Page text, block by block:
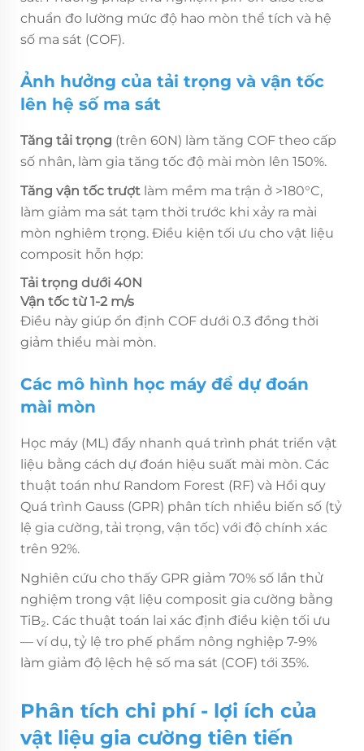
chuẩn đo lường mức độ hao mòn thể tích và hệ
số ma sát (COF).
Ảnh hưởng của tải trọng và vận tốc
lên hệ số ma sát
Tăng tải trọng (trên 60N) làm tăng COF theo cấp
số nhân, làm gia tăng tốc độ mài mòn lên 150%.
Tăng vận tốc trượt làm mềm ma trận ở >180°C,
làm giảm ma sát tạm thời trước khi xảy ra mài
mòn nghiêm trọng. Điều kiện tối ưu cho vật liệu
composit hỗn hợp:
Tải trọng dưới 40N
Vận tốc từ 1-2 m/s
Điều này giúp ổn định COF dưới 0.3 đồng thời
giảm thiểu mài mòn.
Các mô hình học máy để dự đoán
mài mòn
Học máy (ML) đẩy nhanh quá trình phát triển vật
liệu bằng cách dự đoán hiệu suất mài mòn. Các
thuật toán như Random Forest (RF) và Hồi quy
Quá trình Gauss (GPR) phân tích nhiều biến số (tỷ
lệ gia cường, tải trọng, vận tốc) với độ chính xác
trên 92%.
Nghiên cứu cho thấy GPR giảm 70% số lần thử
nghiệm trong vật liệu composit gia cường bằng
TiB₂. Các thuật toán lai xác định điều kiện tối ưu
— ví dụ, tỷ lệ tro phế phẩm nông nghiệp 7-9%
làm giảm độ lệch hệ số ma sát (COF) tới 35%.
Phân tích chi phí - lợi ích của
vật liệu gia cường tiên tiến